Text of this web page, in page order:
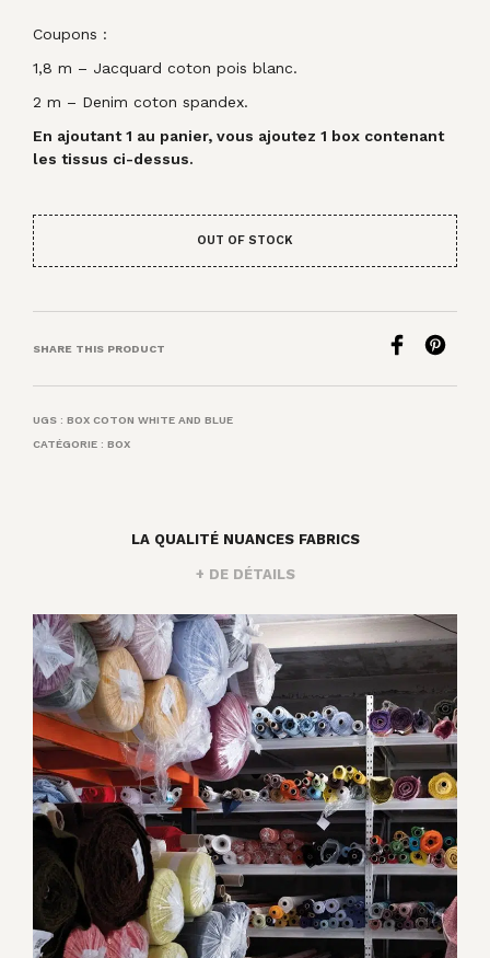
était :
53,00€.
est :
48,00€.
Coupons :
1,8 m – Jacquard coton pois blanc.
2 m – Denim coton spandex.
En ajoutant 1 au panier, vous ajoutez 1 box contenant
les tissus ci-dessus.
OUT OF STOCK
SHARE THIS PRODUCT
UGS : BOX COTON WHITE AND BLUE
CATÉGORIE : BOX
LA QUALITÉ NUANCES FABRICS
+ DE DÉTAILS